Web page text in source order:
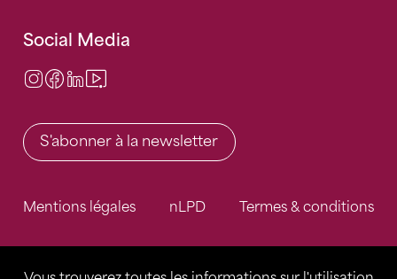
Social Media
Instagram
Facebook
LinkedIn
S'abonner à la newsletter
Mentions légales nLPD Termes & conditions